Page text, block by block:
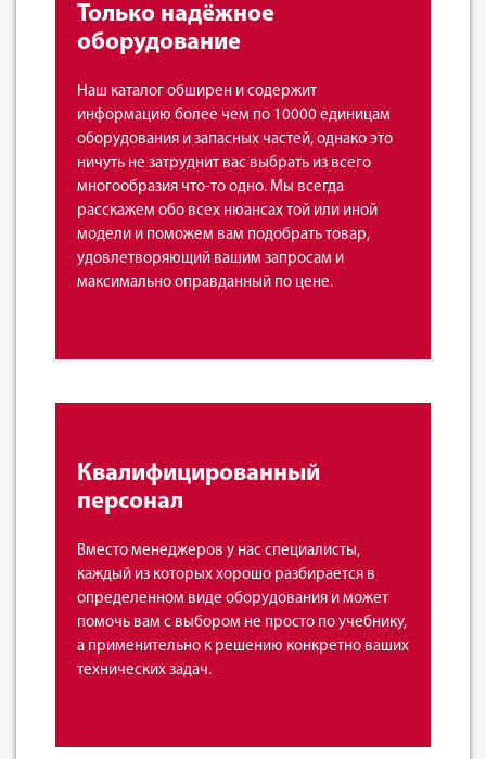
Только надёжное
оборудование
Наш каталог обширен и содержит
информацию более чем по 10000 единицам
оборудования и запасных частей, однако это
ничуть не затруднит вас выбрать из всего
многообразия что-то одно. Мы всегда
расскажем обо всех нюансах той или иной
модели и поможем вам подобрать товар,
удовлетворяющий вашим запросам и
максимально оправданный по цене.
Квалифицированный
персонал
Вместо менеджеров у нас специалисты,
каждый из которых хорошо разбирается в
определенном виде оборудования и может
помочь вам с выбором не просто по учебнику,
а применительно к решению конкретно ваших
технических задач.